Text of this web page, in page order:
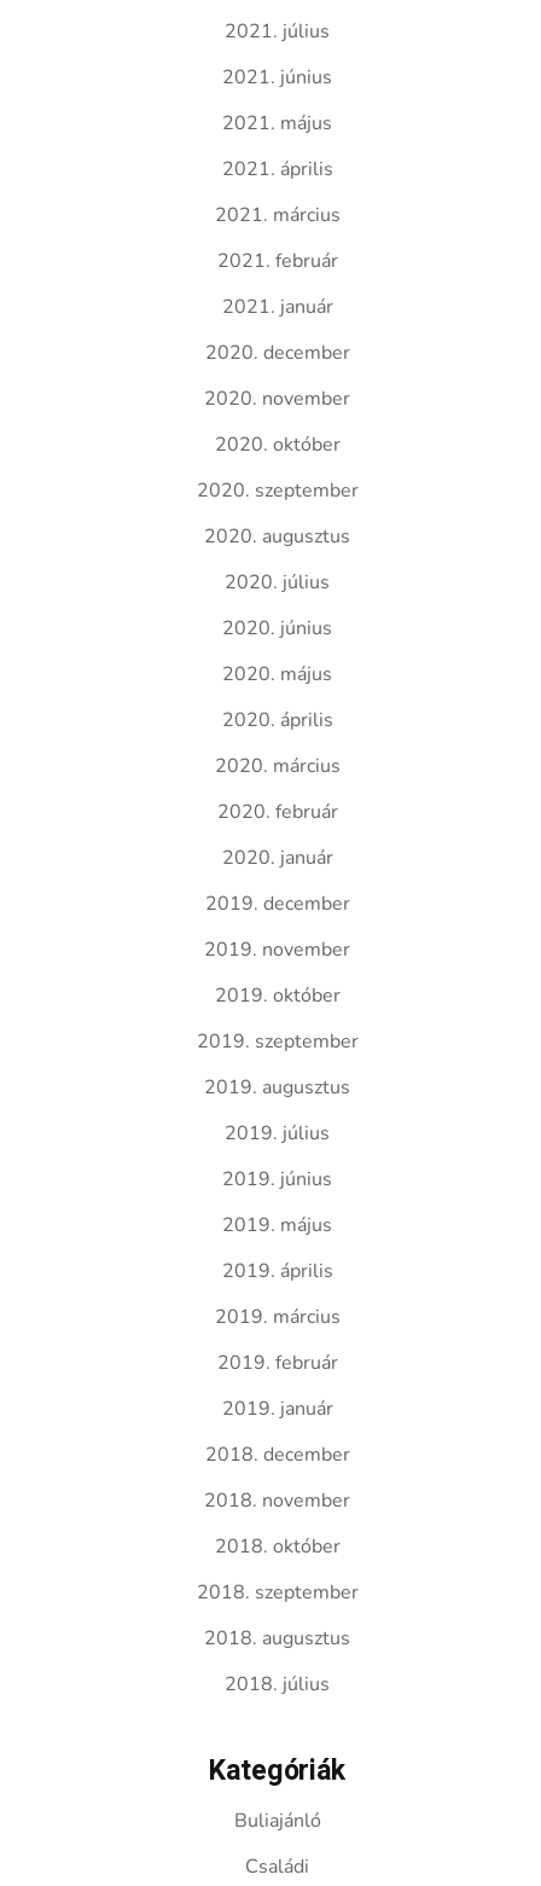
2021. július
2021. június
2021. május
2021. április
2021. március
2021. február
2021. január
2020. december
2020. november
2020. október
2020. szeptember
2020. augusztus
2020. július
2020. június
2020. május
2020. április
2020. március
2020. február
2020. január
2019. december
2019. november
2019. október
2019. szeptember
2019. augusztus
2019. július
2019. június
2019. május
2019. április
2019. március
2019. február
2019. január
2018. december
2018. november
2018. október
2018. szeptember
2018. augusztus
2018. július
Kategóriák
Buliajánló
Családi